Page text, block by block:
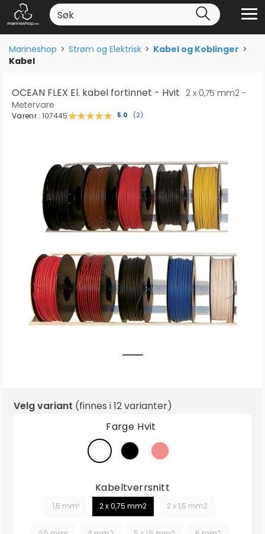
Marineshop>Strøm og Elektrisk>Kabel og Koblinger>
Kabel
OCEAN FLEX El. kabel fortinnet - Hvit 2 x 0,75 mm2 -
Metervare
Varenr.: 107445 Gjennomsnittskarakter:
5.0 (stemmer:
2)
Velg variant (finnes i12 varianter)
Farge Hvit
Kabeltverrsnitt
1,5 mm² 2 x 0,75 mm2 2 x 1,5 mm2